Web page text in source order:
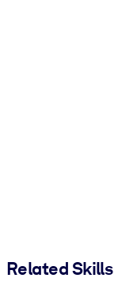
Related Skills